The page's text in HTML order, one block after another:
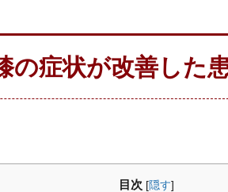
の症状が改善した
目次 [隠す]